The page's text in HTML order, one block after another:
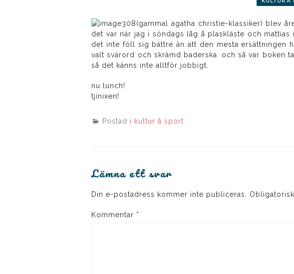
(gammal agatha christie-klassiker) blev
det var när jag i söndags låg å plaskläste och
det inte föll sig bättre än att den mesta ersättningen
valt svärord och skrämd baderska. och så var boken
så det känns inte alltför jobbigt.
nu lunch!
tjinixen!
Postad i kultur å sport
Lämna ett svar
Din e-postadress kommer inte publiceras.
Kommentar *